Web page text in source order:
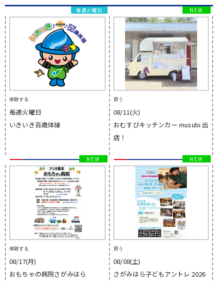
体験する
毎週火曜日
いきいき百歳体操
毎週火曜日
買う
08/11(火)
おむすびキッチンカー musubi 出
店！
体験する
08/17(月)
おもちゃの病院さがみはら
買う
08/08(土)
さがみはら子どもアントレ 2026